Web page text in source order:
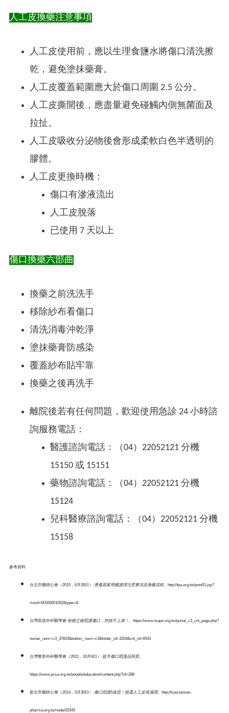
人工皮換藥注意事項
人工皮使用前，應以生理食鹽水將傷口清洗擦
乾，避免塗抹藥膏。
人工皮覆蓋範圍應大於傷口周圍 2.5 公分。
人工皮撕開後，應盡量避免碰觸內側無菌面及
拉扯。
人工皮吸收分泌物後會形成柔軟白色半透明的
膠體。
人工皮更換時機：
傷口有滲液流出
人工皮脫落
已使用 7 天以上
傷口換藥六部曲
換藥之前洗洗手
移除紗布看傷口
清洗消毒沖乾淨
塗抹藥膏防感染
覆蓋紗布貼牢靠
換藥之後再洗手
離院後若有任何問題，歡迎使用急診 24 小時諮
詢服務電話：
醫護諮詢電話：（04）22052121 分機
15150 或 15151
藥物諮詢電話：（04）22052121 分機
15124
兒科醫療諮詢電話：（04）22052121 分機
15158
參考資料
台北市藥師公會（2015，6月28日）‧燙傷居家用藥護理注意事項及換藥流程。http://tpa.org.tw/post01.jsp?
msid=MS00001052&type=A
台灣美容外科醫學會‧術後正確照護傷口，疤痕不上身！ 。https://www.tsaps.org.tw/portal_c3_cnt_page.php?
owner_num=c3_37819&button_ num=c3&folder_id=3204&cnt_id=6543
台灣整形外科醫學會（2021，10月8日）‧提升傷口照護品與質。
https://www.prsa.org.tw/people/education/content.php?id=286
新北市藥師公會（2014，5月30日）‧傷口照護5迷思！慎選人工皮保濕潤。http://tcpa.taiwan-
pharma.org.tw/node/20345